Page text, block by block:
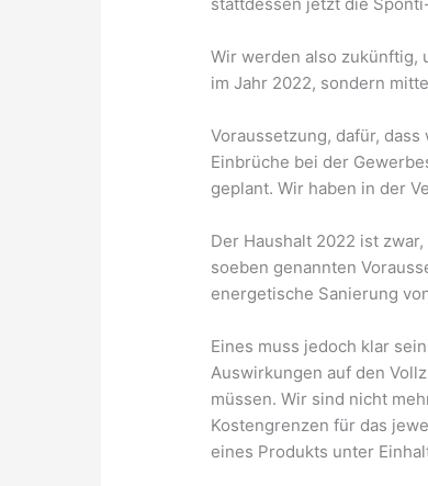
Wir werden also zukünftig,
im Jahr 2022, sondern
Voraussetzung, dafür,
Einbrüche bei der
geplant. Wir haben in der
Der Haushalt 2022 ist
soeben genannten
energetische Sanierung
Eines muss jedoch klar
Auswirkungen auf den
müssen. Wir sind nicht
Kostengrenzen für das
eines Produkts unter